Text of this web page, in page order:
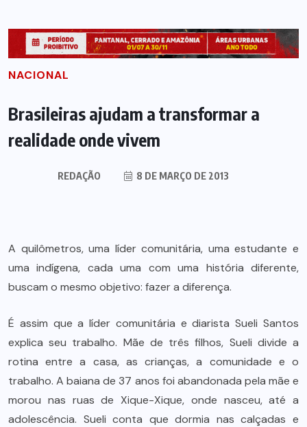
NACIONAL
Brasileiras ajudam a transformar a
realidade onde vivem
REDAÇÃO 8 DE MARÇO DE 2013
A quilômetros, uma líder comunitária, uma estudante e
uma indígena, cada uma com uma história diferente,
buscam o mesmo objetivo: fazer a diferença.
É assim que a líder comunitária e diarista Sueli Santos
explica seu trabalho. Mãe de três filhos, Sueli divide a
rotina entre a casa, as crianças, a comunidade e o
trabalho. A baiana de 37 anos foi abandonada pela mãe e
morou nas ruas de Xique-Xique, onde nasceu, até a
adolescência. Sueli conta que dormia nas calçadas e